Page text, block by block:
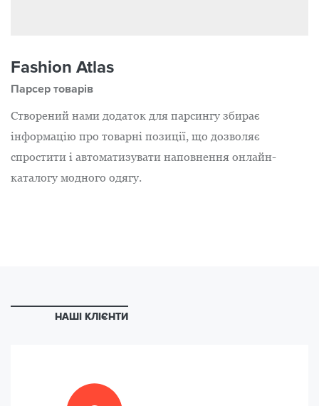
Fashion Atlas
Парсер товарів
Створений нами додаток для парсингу збирає
інформацію про товарні позиції, що дозволяє
спростити і автоматизувати наповнення онлайн-
каталогу модного одягу.
НАШІ КЛІЄНТИ